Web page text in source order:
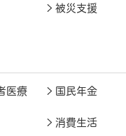
被災支援
医療 国民年金
消費生活